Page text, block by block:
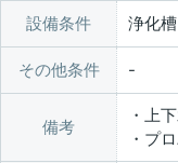
設備条件 浄化
その他条件
備考
・上
・プ